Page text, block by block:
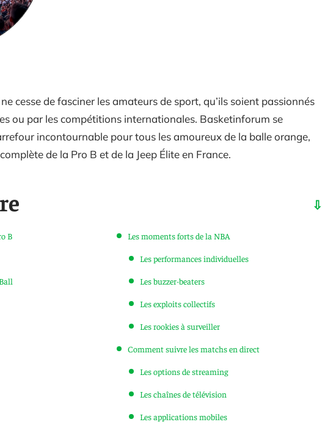
cesse de fasciner les amateurs de sport, qu’ils soient passionnés
ou par les compétitions internationales. Basketinforum se
incontournable pour tous les amoureux de la balle orange,
de la Pro B et de la Jeep Élite en France.
B Les moments forts de la NBA
Les performances individuelles
Les buzzer-beaters
Les exploits collectifs
Les rookies à surveiller
Comment suivre les matchs en direct
Les options de streaming
Les chaînes de télévision
Les applications mobiles